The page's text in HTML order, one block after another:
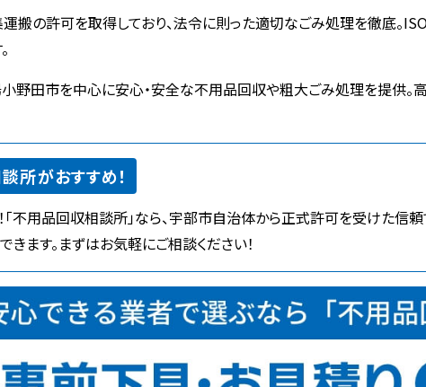
の許可を取得しており、法令に則った適切なごみ処理を徹底。
野田市を中心に安心・安全な不用品回収や粗大ごみ処理を提供。
所がおすすめ！
不用品回収相談所」なら、宇部市自治体から正式許可を受けた信
ます。まずはお気軽にご相談ください！